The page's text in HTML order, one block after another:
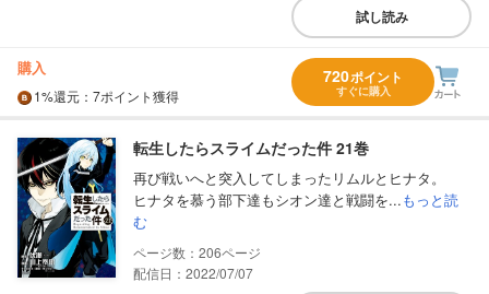
試し読み
購入
1%還元 ：7ポイント獲得
720ポイント
すぐに購入
転生したらスライムだった件 21巻
再び戦いへと突入してしまったリムルとヒナタ。
ヒナタを慕う部下達もシオン達と戦闘を...もっと読
む
206
配信日：2022/07/07